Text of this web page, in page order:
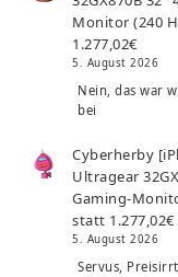
Monitor (240
1.277,02€
5. August 2026
Nein, das war
bei
Cyberherby
Ultragear
Gaming-
statt 1.277,02€
5. August 2026
Servus,